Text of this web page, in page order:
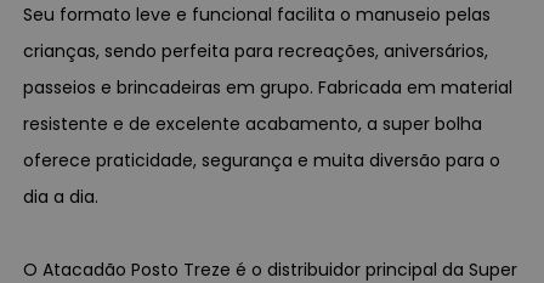
Seu formato leve e funcional facilita o manuseio pelas
crianças, sendo perfeita para recreações, aniversários,
passeios e brincadeiras em grupo. Fabricada em material
resistente e de excelente acabamento, a super bolha
oferece praticidade, segurança e muita diversão para o
dia a dia.
O Atacadão Posto Treze é o distribuidor principal da Super